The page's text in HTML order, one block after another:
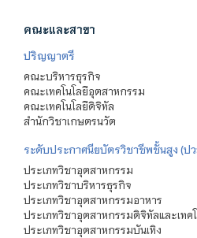
คณะและสาขา
ปริญญาตรี
คณะบริหารธุรกิจ
คณะเทคโนโลยีอุตสาหกรรม
คณะเทคโนโลยีดิจิทัล
สำนักวิชาเกษตรนวัต
ระดับประกาศนียบัตรวิชาชีพชั้นสูง (ป
ประเภทวิชาอุตสาหกรรม
ประเภทวิชาบริหารธุรกิจ
ประเภทวิชาอุตสาหกรรมอาหาร
ประเภทวิชาอุตสาหกรรมดิจิทัลและเทค
ประเภทวิชาอุตสาหกรรมบันเทิง